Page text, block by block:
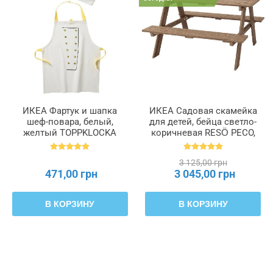
ИКЕА Фартук и шапка
шеф-повара, белый,
желтый TOPPKLOCKA
ТОППКЛОККА, 103.008.14
471,00 грн
В КОРЗИНУ
ИКЕА Садовая скамейка
для детей, бейца светло-
коричневая RESÖ РЕСО,
702.283.25
3 125,00 грн
3 045,00 грн
В КОРЗИНУ